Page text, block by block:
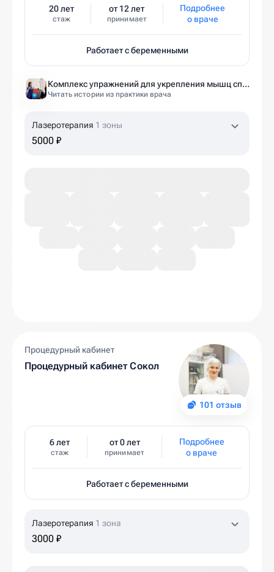
20 лет
стаж
от 12 лет
принимает
Подробнее
о враче
Работает с беременными
Комплекс упражнений для укрепления мышц спины и позвоночника от экспертов Ист Клиники
Читать истории из практики врача
Лазеротерапия 1 зоны
5000 ₽
101 отзыв
Процедурный кабинет
Процедурный кабинет Сокол
6 лет
стаж
от 0 лет
принимает
Подробнее
о враче
Работает с беременными
Лазеротерапия 1 зона
3000 ₽